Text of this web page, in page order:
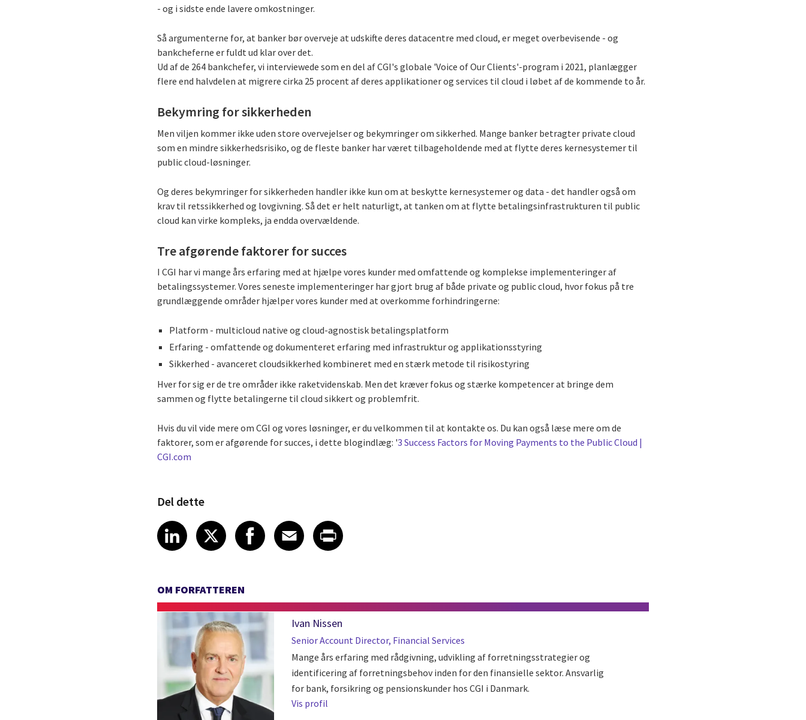
- og i sidste ende lavere omkostninger.
Så argumenterne for, at banker bør overveje at udskifte deres datacentre med cloud, er meget overbevisende - og
bankcheferne er fuldt ud klar over det.
Ud af de 264 bankchefer, vi interviewede som en del af CGI's globale 'Voice of Our Clients'-program i 2021, planlægger
flere end halvdelen at migrere cirka 25 procent af deres applikationer og services til cloud i løbet af de kommende to år.
Bekymring for sikkerheden
Men viljen kommer ikke uden store overvejelser og bekymringer om sikkerhed. Mange banker betragter private cloud
som en mindre sikkerhedsrisiko, og de fleste banker har været tilbageholdende med at flytte deres kernesystemer til
public cloud-løsninger.
Og deres bekymringer for sikkerheden handler ikke kun om at beskytte kernesystemer og data - det handler også om
krav til retssikkerhed og lovgivning. Så det er helt naturligt, at tanken om at flytte betalingsinfrastrukturen til public
cloud kan virke kompleks, ja endda overvældende.
Tre afgørende faktorer for succes
I CGI har vi mange års erfaring med at hjælpe vores kunder med omfattende og komplekse implementeringer af
betalingssystemer. Vores seneste implementeringer har gjort brug af både private og public cloud, hvor fokus på tre
grundlæggende områder hjælper vores kunder med at overkomme forhindringerne:
Platform - multicloud native og cloud-agnostisk betalingsplatform
Erfaring - omfattende og dokumenteret erfaring med infrastruktur og applikationsstyring
Sikkerhed - avanceret cloudsikkerhed kombineret med en stærk metode til risikostyring
Hver for sig er de tre områder ikke raketvidenskab. Men det kræver fokus og stærke kompetencer at bringe dem
sammen og flytte betalingerne til cloud sikkert og problemfrit.
Hvis du vil vide mere om CGI og vores løsninger, er du velkommen til at kontakte os. Du kan også læse mere om de
faktorer, som er afgørende for succes, i dette blogindlæg: '3 Success Factors for Moving Payments to the Public Cloud |
CGI.com
Del dette
Share article on LinkedIn
LinkedIn
Share article on X
XShare article on Facebook
Facebook
Share article on Email
Email
Share article on Print
OM FORFATTEREN
Ivan Nissen
Senior Account Director, Financial Services
Mange års erfaring med rådgivning, udvikling af forretningsstrategier og
identificering af forretningsbehov inden for den finansielle sektor. Ansvarlig
for bank, forsikring og pensionskunder hos CGI i Danmark.
Vis profil